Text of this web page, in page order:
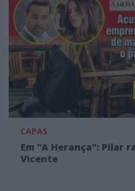
CAPAS
Em "A Herança": Pilar
Vicente